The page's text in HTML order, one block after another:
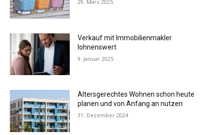
29. März 2025
Verkauf mit Immobilienmakler
lohnenswert
9. Januar 2025
Altersgerechtes Wohnen schon heute
planen und von Anfang an nutzen
31. Dezember 2024